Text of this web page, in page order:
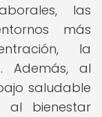
las
más
la
Además, al
saludable
al bienestar